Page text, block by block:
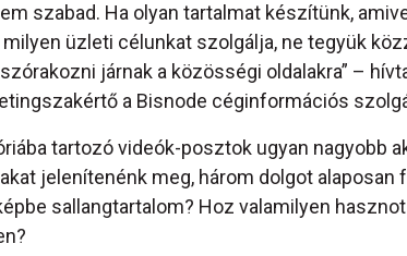
szabad. Ha olyan tartalmat készítünk,
üzleti célunkat szolgálja, ne tegyük
járnak a közösségi oldalakra” –
a Bisnode céginformációs
tartozó videók-posztok ugyan nagyobb
jelenítenénk meg, három dolgot
sallangtartalom? Hoz valamilyen